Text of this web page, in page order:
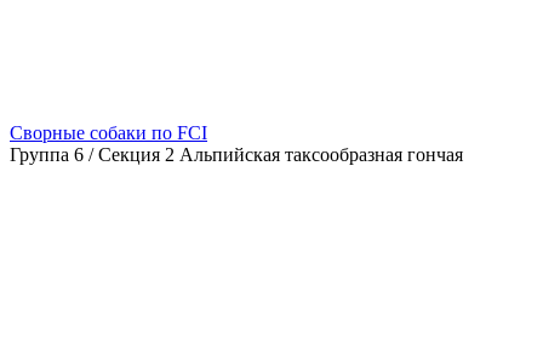
Сворные собаки по FCI
Группа 6 / Секция 2 Альпийская таксообразная гончая